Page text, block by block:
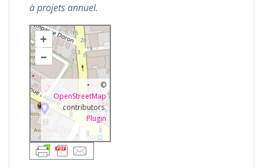
à projets annuel.
+
–
©
OpenStreetMap
contributors.
Plugin